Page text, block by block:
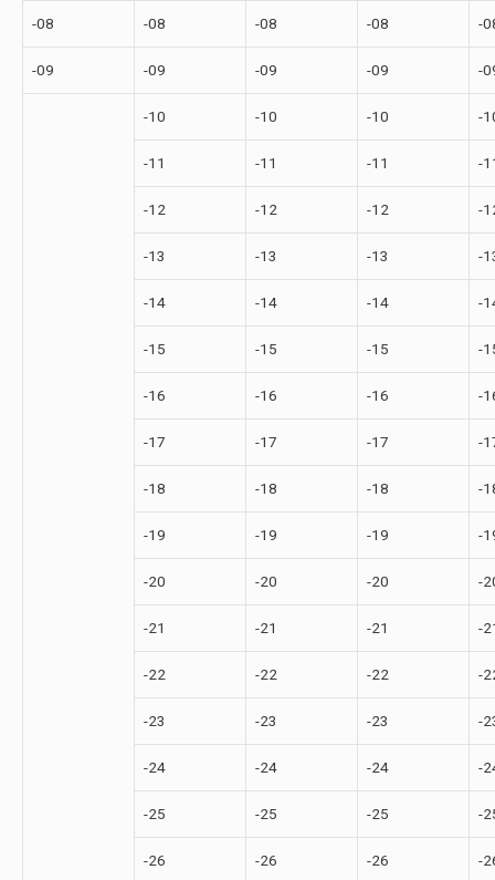
-08 -08 -08 -08 -
-09 -09 -09 -09 -
-10 -10 -10 -
-11 -11 -11 -
-12 -12 -12 -
-13 -13 -13 -
-14 -14 -14 -
-15 -15 -15 -
-16 -16 -16 -
-17 -17 -17 -
-18 -18 -18 -
-19 -19 -19 -
-20 -20 -20 -
-21 -21 -21 -
-22 -22 -22 -
-23 -23 -23 -
-24 -24 -24 -
-25 -25 -25 -
-26 -26 -26 -